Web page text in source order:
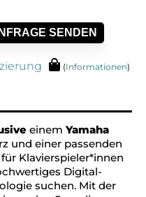
SENDEN
(Informationen)
einem Yamaha
und einer passenden
Klavierspieler*innen
Digital-
suchen. Mit der